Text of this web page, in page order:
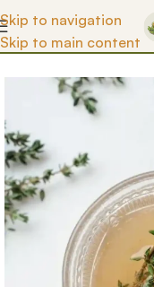
Skip to navigation
Skip to main content
Otkrijte
Početna/Prodavnica/